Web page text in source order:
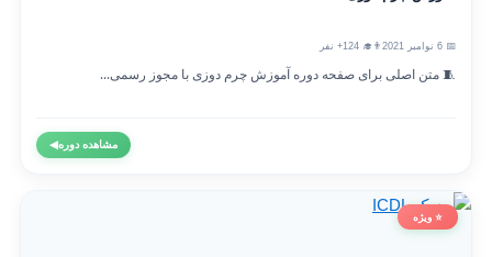
👨‍🎓 124+ نفر
🧵 متن اصلی برای صفحه دوره آموزش چرم دوزی با مجوز رسمی...
مشاهده دوره◀
⭐ ویژه